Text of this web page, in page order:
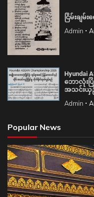
ငြိမ်းချမ်
Admin
Hyundai
ဘောလုံးပ
အသင်းယှ
Admin
Popular News